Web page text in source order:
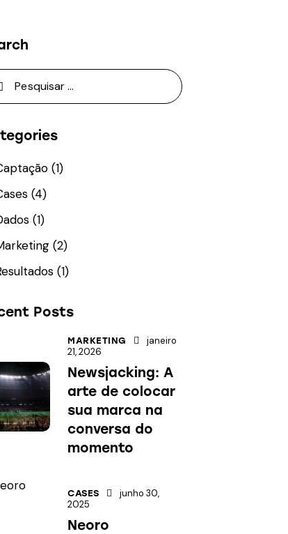
(1)
(4)
(1)
(2)
(1)
Posts
MARKETING
janeiro
21, 2026
Newsjacking: A
arte de colocar
sua marca na
conversa do
momento
CASES
junho 30,
2025
Neoro